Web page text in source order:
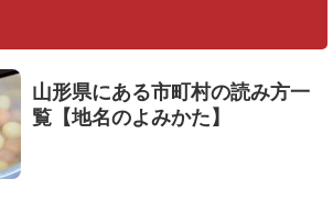
山形県にある市町村の読み方一
覧【地名のよみかた】